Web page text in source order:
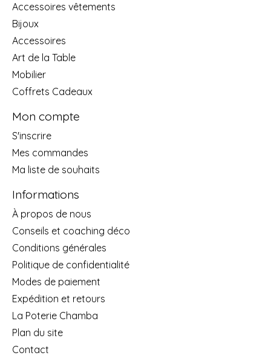
Accessoires vêtements
Bijoux
Accessoires
Art de la Table
Mobilier
Coffrets Cadeaux
Mon compte
S'inscrire
Mes commandes
Ma liste de souhaits
Informations
À propos de nous
Conseils et coaching déco
Conditions générales
Politique de confidentialité
Modes de paiement
Expédition et retours
La Poterie Chamba
Plan du site
Contact